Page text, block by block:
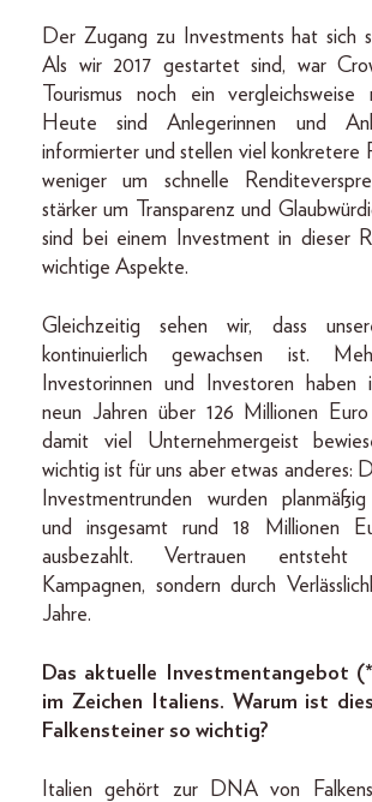
Der Zugang zu Investments hat sich
Als wir 2017 gestartet sind, war
Tourismus noch ein vergleichsweise
Heute sind Anlegerinnen und
informierter und stellen viel konkretere
weniger um schnelle
stärker um Transparenz und
sind bei einem Investment in dieser
wichtige Aspekte.
Gleichzeitig sehen wir, dass
kontinuierlich gewachsen ist.
Investorinnen und Investoren
neun Jahren über 126 Millionen
damit viel Unternehmergeist
wichtig ist für uns aber etwas anderes:
Investmentrunden wurden
und insgesamt rund 18 Millionen
ausbezahlt. Vertrauen
Kampagnen, sondern durch
Jahre.
Das aktuelle Investmentangebot
im Zeichen Italiens. Warum ist
Falkensteiner so wichtig?
Italien gehört zur DNA von